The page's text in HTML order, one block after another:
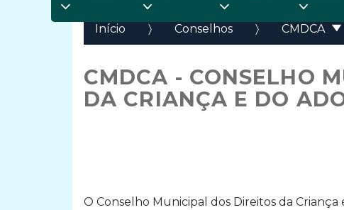
Início Conselhos CMDCA
CMDCA - CONSELHO
DA CRIANÇA E DO
O Conselho Municipal dos Direitos da